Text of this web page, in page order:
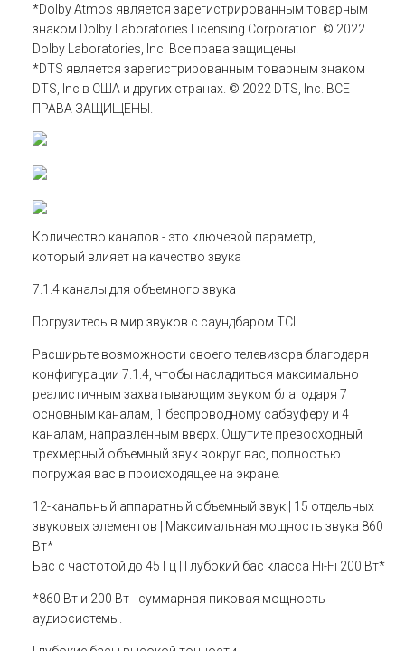
*Dolby Atmos является зарегистрированным товарным
знаком Dolby Laboratories Licensing Corporation. ©️ 2022
Dolby Laboratories, Inc. Все права защищены.
*DTS является зарегистрированным товарным знаком
DTS, Inc в США и других странах. ©️ 2022 DTS, Inc. ВСЕ
ПРАВА ЗАЩИЩЕНЫ.
Количество каналов - это ключевой параметр,
который влияет на качество звука
7.1.4 каналы для объемного звука
Погрузитесь в мир звуков с саундбаром TCL
Расширьте возможности своего телевизора благодаря
конфигурации 7.1.4, чтобы насладиться максимально
реалистичным захватывающим звуком благодаря 7
основным каналам, 1 беспроводному сабвуферу и 4
каналам, направленным вверх. Ощутите превосходный
трехмерный объемный звук вокруг вас, полностью
погружая вас в происходящее на экране.
12-канальный аппаратный объемный звук | 15 отдельных
звуковых элементов | Максимальная мощность звука 860
Вт*
Бас с частотой до 45 Гц | Глубокий бас класса Hi-Fi 200 Вт*
*860 Вт и 200 Вт - суммарная пиковая мощность
аудиосистемы.